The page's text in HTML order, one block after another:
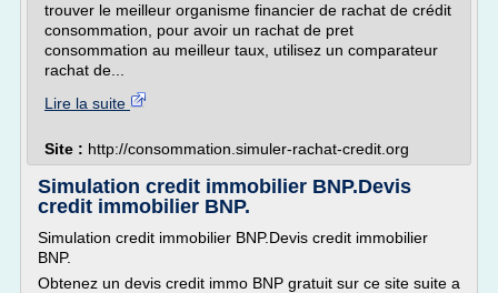
trouver le meilleur organisme financier de rachat de crédit
consommation, pour avoir un rachat de pret
consommation au meilleur taux, utilisez un comparateur
rachat de...
Lire la suite
Site : http://consommation.simuler-rachat-credit.org
Simulation credit immobilier BNP.Devis
credit immobilier BNP.
Simulation credit immobilier BNP.Devis credit immobilier
BNP.
Obtenez un devis credit immo BNP gratuit sur ce site suite a